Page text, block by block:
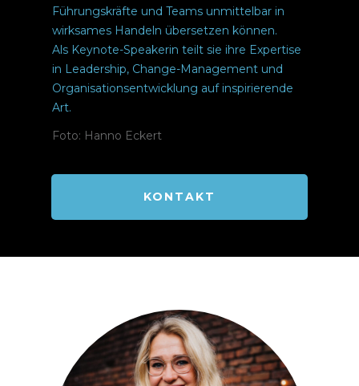
Führungskräfte und Teams unmittelbar in
wirksames Handeln übersetzen können.
Als Keynote-Speakerin teilt sie ihre Expertise
in Leadership, Change-Management und
Organisationsentwicklung auf inspirierende
Art.
Foto: Hanno Eckert
KONTAKT